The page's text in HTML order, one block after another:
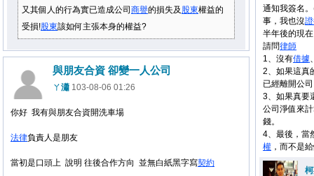
又其個人的行為實已造成公司 商譽的損失及 股東權益的
受損!股東該如何主張本身的權益?
通知我簽名
事，我也沒
半年後的現
請問律師
1、沒有借據
2、如果這真
已經離開公
3、如果真要
公司淨值來
錢。
4、最後，當
權 ，而不是
與朋友合資 卻變一人公司
ㄚ瀟 103-08-06 01:26
你好 我有與朋友合資開洗車場
法律負責人是朋友
當初是口頭上 說明 往後合作方向 並無白紙黑字寫契約